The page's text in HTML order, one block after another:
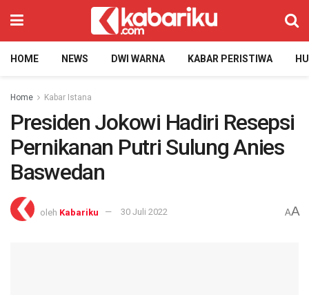
HOME NEWS DWI WARNA KABAR PERISTIWA
Home Kabar Istana
Presiden Jokowi Hadiri Resepsi
Pernikanan Putri Sulung Anies
Baswedan
oleh Kabariku 30 Juli 2022 AA